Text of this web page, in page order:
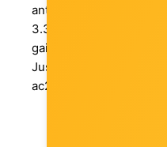
antenna with RP-SMA
3.3 dBi gain for the 2.4
gain for the 5 GHz band.
Just add two of HGO-
ac2 to have powerful